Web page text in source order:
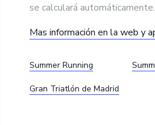
se calculará automáticamente.
Mas información en la web y
Summer Running
Gran Triatlón de Madrid